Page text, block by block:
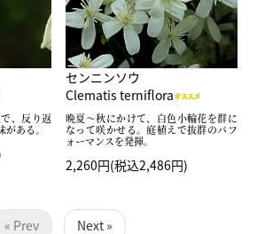
、反り返
ある。
センニンソウ
Clematis terniflora
晩夏～秋にかけて、白色小輪花を群に
なって咲かせる。庭植えで抜群のパフ
ォーマンスを発揮。
2,260円(税込2,486円)
« Prev Next »